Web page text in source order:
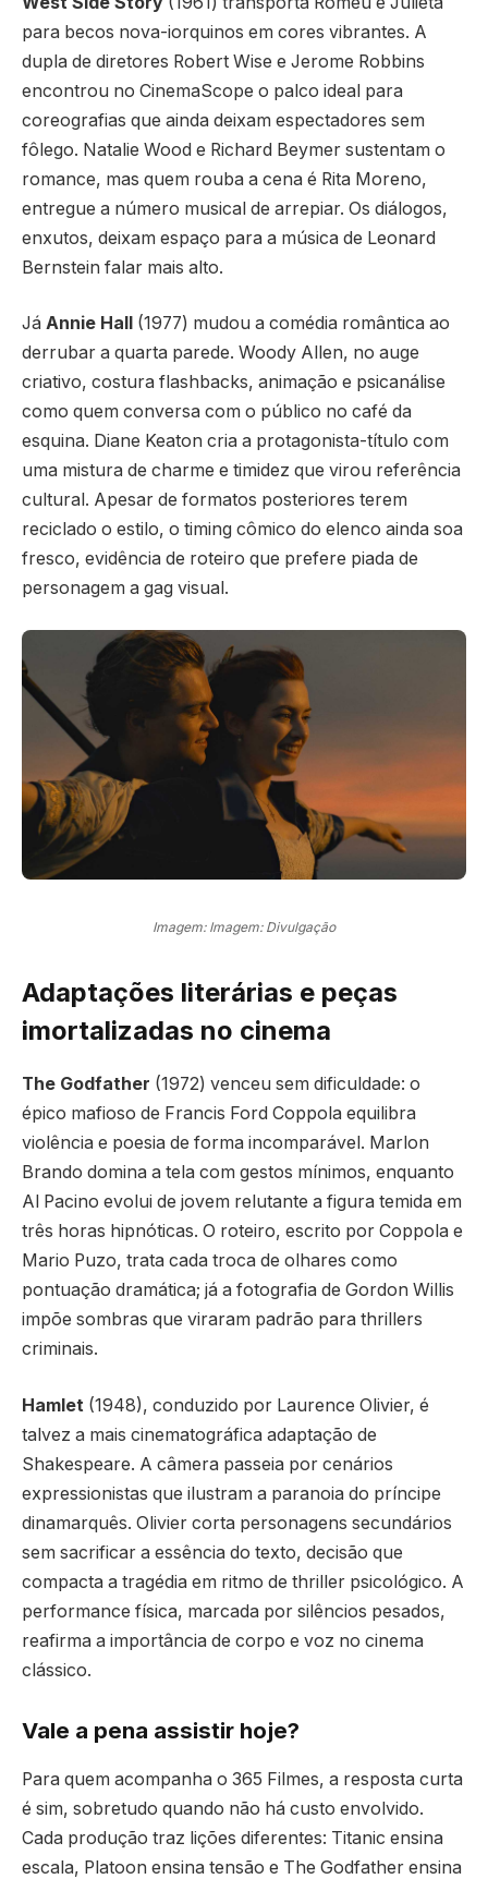
para becos nova-iorquinos em cores vibrantes. A
dupla de diretores Robert Wise e Jerome Robbins
encontrou no CinemaScope o palco ideal para
coreografias que ainda deixam espectadores sem
fôlego. Natalie Wood e Richard Beymer sustentam o
romance, mas quem rouba a cena é Rita Moreno,
entregue a número musical de arrepiar. Os diálogos,
enxutos, deixam espaço para a música de Leonard
Bernstein falar mais alto.
Já Annie Hall
(1977) mudou a comédia romântica ao
derrubar a quarta parede. Woody Allen, no auge
criativo, costura flashbacks, animação e psicanálise
como quem conversa com o público no café da
esquina. Diane Keaton cria a protagonista-título com
uma mistura de charme e timidez que virou referência
cultural. Apesar de formatos posteriores terem
reciclado o estilo, o timing cômico do elenco ainda soa
fresco, evidência de roteiro que prefere piada de
personagem a gag visual.
Imagem: Imagem: Divulgação
Adaptações literárias e peças
imortalizadas no cinema
The Godfather (1972) venceu sem dificuldade: o
épico mafioso de Francis Ford Coppola equilibra
violência e poesia de forma incomparável. Marlon
Brando domina a tela com gestos mínimos, enquanto
Al Pacino evolui de jovem relutante a figura temida em
três horas hipnóticas. O roteiro, escrito por Coppola e
Mario Puzo, trata cada troca de olhares como
pontuação dramática; já a fotografia de Gordon Willis
impõe sombras que viraram padrão para thrillers
criminais.
Hamlet (1948), conduzido por Laurence Olivier, é
talvez a mais cinematográfica adaptação de
Shakespeare. A câmera passeia por cenários
expressionistas que ilustram a paranoia do príncipe
dinamarquês. Olivier corta personagens secundários
sem sacrificar a essência do texto, decisão que
compacta a tragédia em ritmo de thriller psicológico. A
performance física, marcada por silêncios pesados,
reafirma a importância de corpo e voz no cinema
clássico.
Vale a pena assistir hoje?
Para quem acompanha o 365 Filmes, a resposta curta
é sim, sobretudo quando não há custo envolvido.
Cada produção traz lições diferentes: Titanic ensina
escala, Platoon ensina tensão e The Godfather ensina